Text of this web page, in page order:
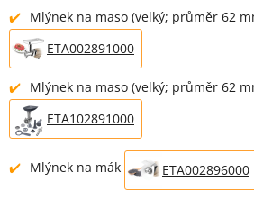
Mlýnek na maso (velký; průměr 62
ETA002891000
Mlýnek na maso (velký; průměr 62
ETA102891000
Mlýnek na mák ETA002896000